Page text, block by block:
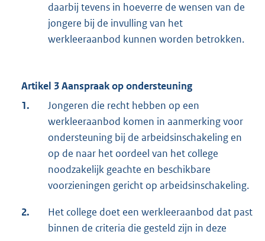
daarbij tevens in hoeverre de wensen van de
jongere bij de invulling van het
werkleeraanbod kunnen worden betrokken.
Artikel 3 Aanspraak op ondersteuning
1.
Jongeren die recht hebben op een
werkleeraanbod komen in aanmerking voor
ondersteuning bij de arbeidsinschakeling en
op de naar het oordeel van het college
noodzakelijk geachte en beschikbare
voorzieningen gericht op arbeidsinschakeling.
2.
Het college doet een werkleeraanbod dat past
binnen de criteria die gesteld zijn in deze